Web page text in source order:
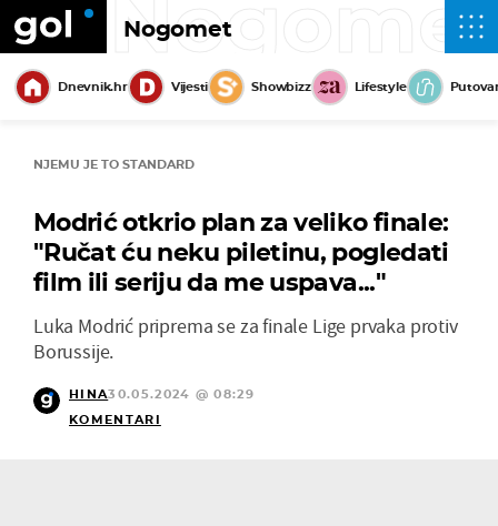
Nogomet
Dnevnik.hr Vijesti Showbizz Lifestyle
NJEMU JE TO STANDARD
Modrić otkrio plan za veliko finale:
"Ručat ću neku piletinu, pogledati
film ili seriju da me uspava..."
Luka Modrić priprema se za finale Lige prvaka protiv
Borussije.
HINA30.05.2024 @ 08:29
KOMENTARI